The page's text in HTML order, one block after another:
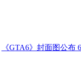
《GTA6》封面图公布